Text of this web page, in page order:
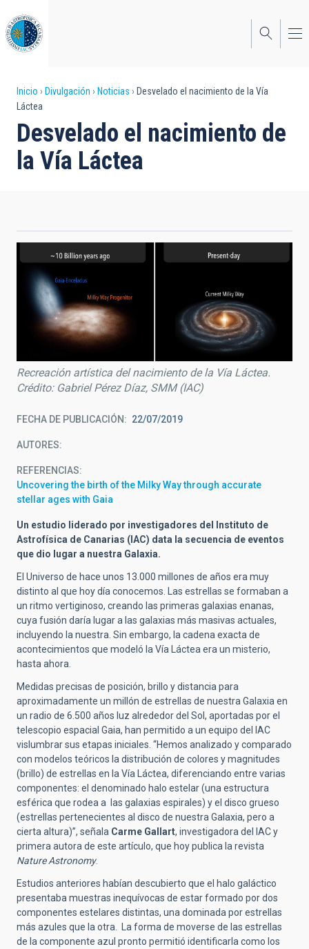
al
contenido
principal
Sobrescribir
enlaces
de
ayuda
navegación
Inicio Divulgación Noticias
Desvelado el nacimiento de la Vía
Láctea
Desvelado el nacimiento de
la Vía Láctea
Recreación artística del nacimiento de la Vía Láctea.
Crédito: Gabriel Pérez Díaz, SMM (IAC)
FECHA DE PUBLICACIÓN 22/07/2019
AUTORES
REFERENCIAS
Uncovering the birth of the Milky Way through accurate
stellar ages with Gaia
Un estudio liderado por investigadores del Instituto de
Astrofísica de Canarias (IAC) data la secuencia de eventos
que dio lugar a nuestra Galaxia.
El Universo de hace unos 13.000 millones de años era muy
distinto al que hoy día conocemos. Las estrellas se formaban a
un ritmo vertiginoso, creando las primeras galaxias enanas,
cuya fusión daría lugar a las galaxias más masivas actuales,
incluyendo la nuestra. Sin embargo, la cadena exacta de
acontecimientos que modeló la Vía Láctea era un misterio,
hasta ahora.
Medidas precisas de posición, brillo y distancia para
aproximadamente un millón de estrellas de nuestra Galaxia en
un radio de 6.500 años luz alrededor del Sol, aportadas por el
telescopio espacial Gaia, han permitido a un equipo del IAC
vislumbrar sus etapas iniciales. “Hemos analizado y comparado
con modelos teóricos la distribución de colores y magnitudes
(brillo) de estrellas en la Vía Láctea, diferenciando entre varias
componentes: el denominado halo estelar (una estructura
esférica que rodea a las galaxias espirales) y el disco grueso
(estrellas pertenecientes al disco de nuestra Galaxia, pero a
cierta altura)”, señala Carme Gallart, investigadora del IAC y
primera autora de este artículo, que hoy publica la revista
Nature Astronomy.
Estudios anteriores habían descubierto que el halo galáctico
presentaba muestras inequívocas de estar formado por dos
componentes estelares distintas, una dominada por estrellas
más azules que la otra. La forma de moverse de las estrellas
de la componente azul pronto permitió identificarla como los